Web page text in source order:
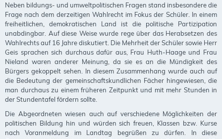
Neben bildungs- und umweltpolitischen Fragen stand insbesondere die
Frage nach dem derzeitigen Wahlrecht im Fokus der Schüler. In einem
freiheitlichen, demokratischen Land ist die politische Partizipation
unabdingbar. Auf diese Weise wurde rege über das Herab­setzen des
Wahlrechts auf 16 Jahre diskutiert. Die Mehrheit der Schüler sowie Herr
Geis sprachen sich durchaus dafür aus, Frau Huth-Haage und Frau
Nieland waren anderer Meinung, da sie es an die Mündigkeit des
Bürgers gekoppelt sehen. In diesem Zusammenhang wurde auch auf
die Bedeutung der gemeinschaftskundlichen Fächer hingewiesen, die
man durchaus zu einem früheren Zeitpunkt und mit mehr Stunden in
der Stundentafel fördern sollte.
Die Abgeordneten wiesen auch auf verschiedene Möglichkeiten der
politischen Bildung hin und würden sich freuen, Klassen bzw. Kurse
nach Voranmeldung im Landtag begrüßen zu dürfen. In diese